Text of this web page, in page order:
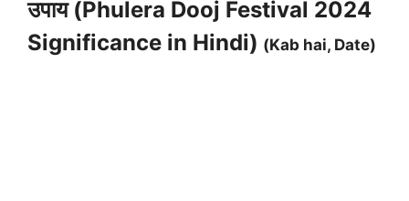
उपाय (Phulera Dooj Festival 2024
Significance in Hindi) (Kab hai, Date)